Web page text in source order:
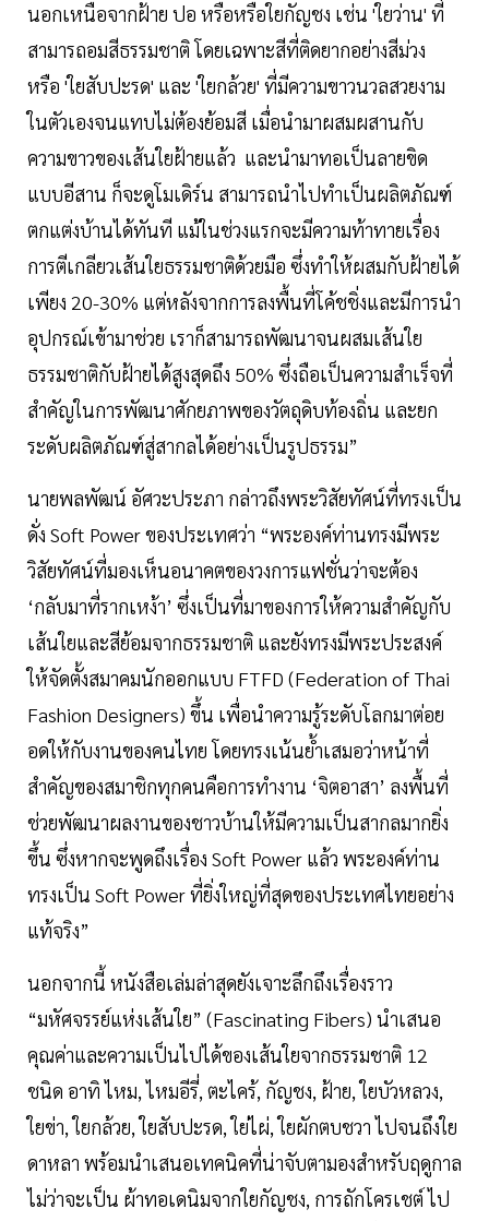
นอกเหนือจากฝ้าย ปอ หรือหรือใยกัญชง เช่น 'ใยว่าน' ที่
สามารถอมสีธรรมชาติ โดยเฉพาะสีที่ติดยากอย่างสีม่วง
หรือ 'ใยสับปะรด' และ 'ใยกล้วย' ที่มีความขาวนวลสวยงาม
ในตัวเองจนแทบไม่ต้องย้อมสี เมื่อนำมาผสมผสานกับ
ความขาวของเส้นใยฝ้ายแล้ว และนำมาทอเป็นลายขิด
แบบอีสาน ก็จะดูโมเดิร์น สามารถนำไปทำเป็นผลิตภัณฑ์
ตกแต่งบ้านได้ทันที แม้ในช่วงแรกจะมีความท้าทายเรื่อง
การตีเกลียวเส้นใยธรรมชาติด้วยมือ ซึ่งทำให้ผสมกับฝ้ายได้
เพียง 20-30% แต่หลังจากการลงพื้นที่โค้ชชิ่งและมีการนำ
อุปกรณ์เข้ามาช่วย เราก็สามารถพัฒนาจนผสมเส้นใย
ธรรมชาติกับฝ้ายได้สูงสุดถึง 50% ซึ่งถือเป็นความสำเร็จที่
สำคัญในการพัฒนาศักยภาพของวัตถุดิบท้องถิ่น และยก
ระดับผลิตภัณฑ์สู่สากลได้อย่างเป็นรูปธรรม”
นายพลพัฒน์ อัศวะประภา กล่าวถึงพระวิสัยทัศน์ที่ทรงเป็น
ดั่ง Soft Power ของประเทศว่า “พระองค์ท่านทรงมีพระ
วิสัยทัศน์ที่มองเห็นอนาคตของวงการแฟชั่นว่าจะต้อง
‘กลับมาที่รากเหง้า’ ซึ่งเป็นที่มาของการให้ความสำคัญกับ
เส้นใยและสีย้อมจากธรรมชาติ และยังทรงมีพระประสงค์
ให้จัดตั้งสมาคมนักออกแบบ FTFD (Federation of Thai
Fashion Designers) ขึ้น เพื่อนำความรู้ระดับโลกมาต่อย
อดให้กับงานของคนไทย โดยทรงเน้นย้ำเสมอว่าหน้าที่
สำคัญของสมาชิกทุกคนคือการทำงาน ‘จิตอาสา’ ลงพื้นที่
ช่วยพัฒนาผลงานของชาวบ้านให้มีความเป็นสากลมากยิ่ง
ขึ้น ซึ่งหากจะพูดถึงเรื่อง Soft Power แล้ว พระองค์ท่าน
ทรงเป็น Soft Power ที่ยิ่งใหญ่ที่สุดของประเทศไทยอย่าง
แท้จริง”
นอกจากนี้ หนังสือเล่มล่าสุดยังเจาะลึกถึงเรื่องราว
“มหัศจรรย์แห่งเส้นใย” (Fascinating Fibers) นำเสนอ
คุณค่าและความเป็นไปได้ของเส้นใยจากธรรมชาติ 12
ชนิด อาทิ ไหม, ไหมอีรี่, ตะไคร้, กัญชง, ฝ้าย, ใยบัวหลวง,
ใยข่า, ใยกล้วย, ใยสับปะรด, ใย่ไผ่, ใยผักตบชวา ไปจนถึงใย
ดาหลา พร้อมนำเสนอเทคนิคที่น่าจับตามองสำหรับฤดูกาล
ไม่ว่าจะเป็น ผ้าทอเดนิมจากใยกัญชง, การถักโครเชต์ ไป